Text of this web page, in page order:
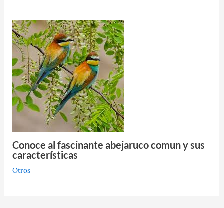
Conoce al fascinante abejaruco comun y sus
características
Otros